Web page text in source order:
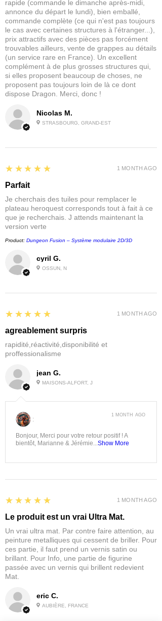
Nicolas M.
STRASBOURG, GRAND-EST
rapide (commande le dimanche après-midi,
annonce du départ le lundi), bien emballé,
commande complète (ce qui n'est pas toujours
le cas avec certaines structures à l'étranger...),
prix attractifs avec des pièces pas forcément
trouvables ailleurs, vente de grappes au détails
(un service rare en France). Un excellent
complément à de plus grosses structures qui,
si elles proposent beaucoup de choses, ne
proposent pas toujours loin de là ce dont
dispose Dragon. Merci, donc !
cyril G.
OSSUN, N
5
★★★★★
Parfait
Je cherchais des tuiles pour remplacer le
plateau heroquest corresponds tout à fait à ce
que je recherchais. J attends maintenant la
version verte
Product: Dungeon Fusion – Système modulaire 2D/3D
1 MONTH AGO
jean G.
MAISONS-ALFORT, J
5
★★★★★
agreablement surpris
rapidité,réactivité,disponibilité et
proffessionalisme
1 MONTH AGO
:
Bonjour, Merci pour votre retour positif ! A
bientôt, Marianne & Jérémie...Show More
1 MONTH AGO
eric C.
AUBIÈRE, FRANCE
5
★★★★★
Le produit est un vrai Ultra Mat.
Un vrai ultra mat. Par contre faire attention, au
peinture metalliques qui cessent de briller. Pour
ces partie, il faut prend un vernis satin ou
brillant. Pour Info, une partie de figurine
passée avec un vernis qui brillent redevient
Mat.
1 MONTH AGO